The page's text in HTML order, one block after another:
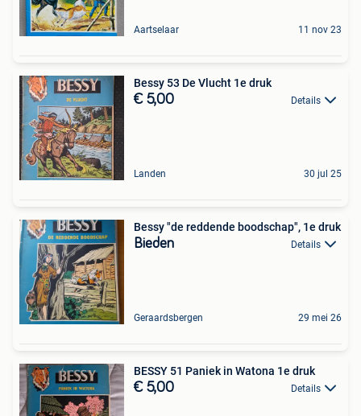
Aartselaar 11 nov 23
Bessy 53 De Vlucht 1e druk
€ 5,00 Details
Landen 30 jul 25
Bessy "de reddende boodschap", 1e druk
Bieden Details
Geraardsbergen 29 mei 26
BESSY 51 Paniek in Watona 1e druk
€ 5,00 Details